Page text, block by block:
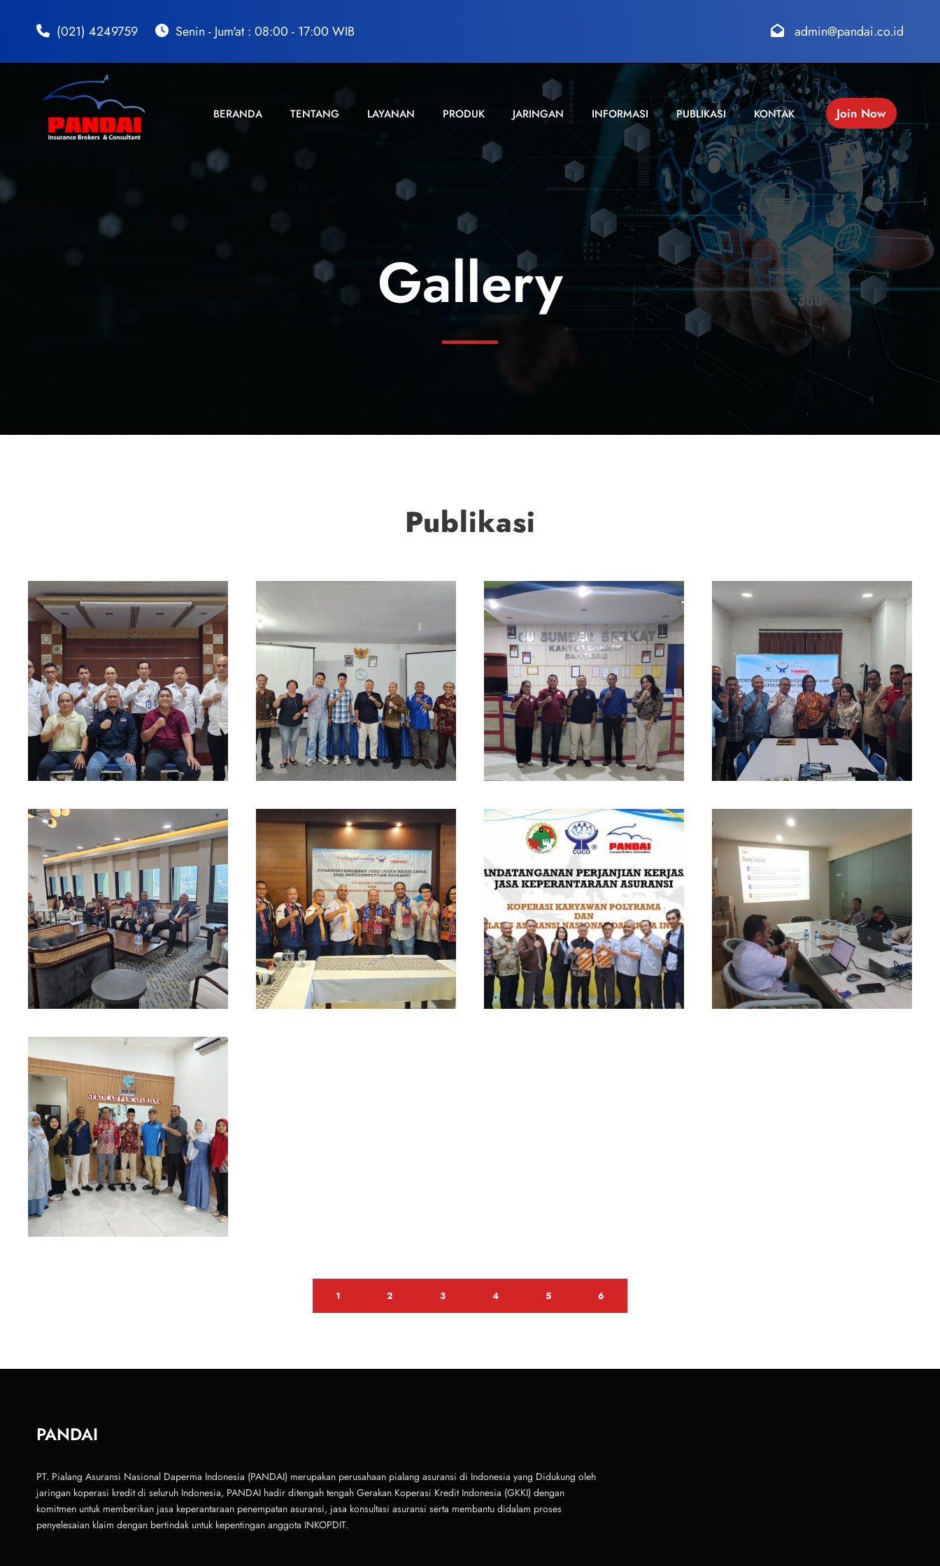
(021) 4249759 Senin - Jum'at : 08:00 - 17:00 WIB admin@pandai.co.id
BERANDA TENTANG LAYANAN PRODUK JARINGAN INFORMASI PUBLIKASI KONTAK Join Now
Gallery
Publikasi
PANDAI
PT. Pialang Asuransi Nasional Daperma Indonesia (PANDAI) merupakan perusahaan pialang asuransi di Indonesia yang Didukung oleh
jaringan koperasi kredit di seluruh Indonesia, PANDAI hadir ditengah tengah Gerakan Koperasi Kredit Indonesia (GKKI) dengan
komitmen untuk memberikan jasa keperantaraan penempatan asuransi, jasa konsultasi asuransi serta membantu didalam proses
penyelesaian klaim dengan bertindak untuk kepentingan anggota INKOPDIT.